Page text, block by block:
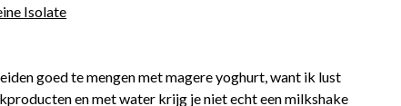
Isolate
goed te mengen met magere yoghurt, want ik lust
en met water krijg je niet echt een milkshake